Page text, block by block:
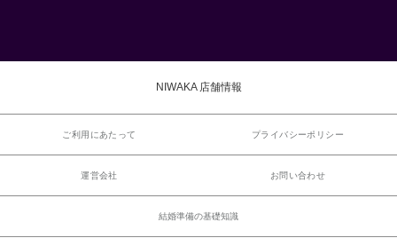
NIWAKA 店舗情報
ご利用にあたって プライバシーポリシー
運営会社 お問い合わせ
結婚準備の基礎知識